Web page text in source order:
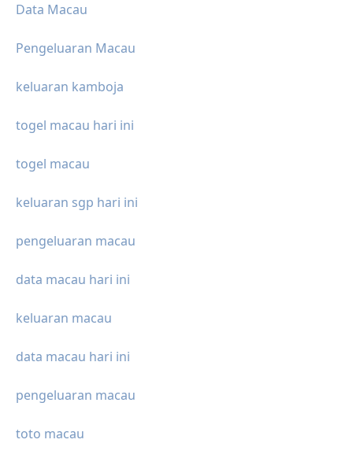
Data Macau
Pengeluaran Macau
keluaran kamboja
togel macau hari ini
togel macau
keluaran sgp hari ini
pengeluaran macau
data macau hari ini
keluaran macau
data macau hari ini
pengeluaran macau
toto macau